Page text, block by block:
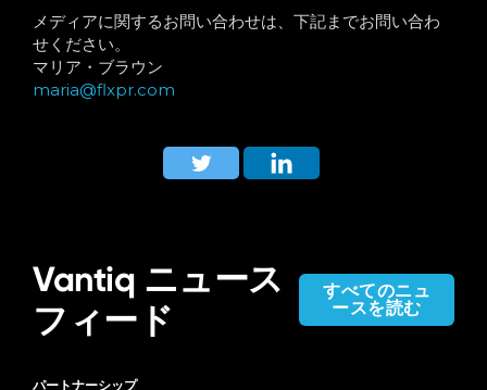
メディアに関するお問い合わせは、下記までお問い合わ
せください。
マリア・ブラウン
maria@flxpr.com
Vantiq ニュース
フィード
すべてのニュ
ースを読む
パートナーシップ